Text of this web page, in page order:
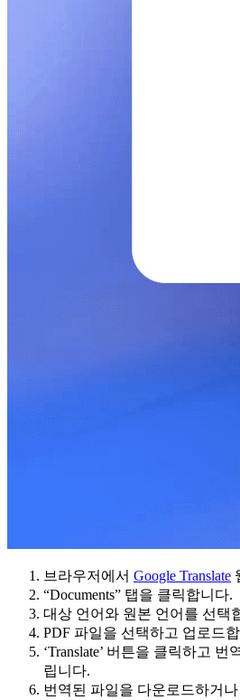
브라우저에서 Google Translate
“Documents” 탭을 클릭합니다.
대상 언어와 원본 언어를 선택
PDF 파일을 선택하고 업로드
‘Translate’ 버튼을 클릭하고
립니다.
번역된 파일을 다운로드하거